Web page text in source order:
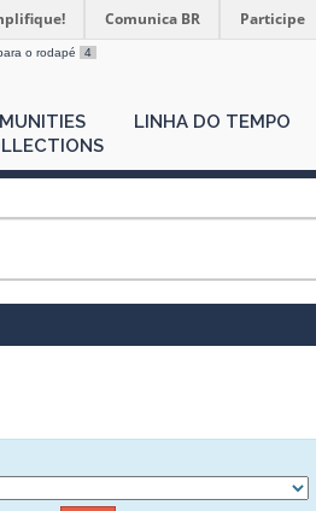
Comunica BR Participe
o rodapé 4
LINHA DO TEMPO